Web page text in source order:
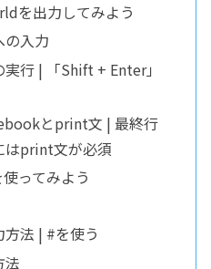
を出力してみよう
の入力
行 | 「Shift + Enter」
とprint文 | 最終行
はprint文が必須
ってみよう
法 | #を使う
法